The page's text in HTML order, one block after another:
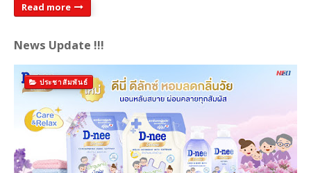
Read more
News Update !!!
ประชาสัมพันธ์